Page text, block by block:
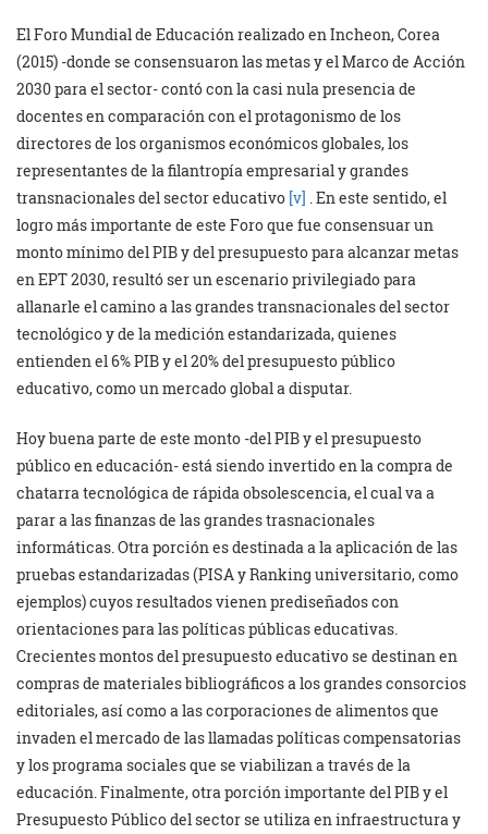
El Foro Mundial de Educación realizado en Incheon, Corea
(2015) -donde se consensuaron las metas y el Marco de Acción
2030 para el sector- contó con la casi nula presencia de
docentes en comparación con el protagonismo de los
directores de los organismos económicos globales, los
representantes de la filantropía empresarial y grandes
transnacionales del sector educativo [v] . En este sentido, el
logro más importante de este Foro que fue consensuar un
monto mínimo del PIB y del presupuesto para alcanzar metas
en EPT 2030, resultó ser un escenario privilegiado para
allanarle el camino a las grandes transnacionales del sector
tecnológico y de la medición estandarizada, quienes
entienden el 6% PIB y el 20% del presupuesto público
educativo, como un mercado global a disputar.
Hoy buena parte de este monto -del PIB y el presupuesto
público en educación- está siendo invertido en la compra de
chatarra tecnológica de rápida obsolescencia, el cual va a
parar a las finanzas de las grandes trasnacionales
informáticas. Otra porción es destinada a la aplicación de las
pruebas estandarizadas (PISA y Ranking universitario, como
ejemplos) cuyos resultados vienen prediseñados con
orientaciones para las políticas públicas educativas.
Crecientes montos del presupuesto educativo se destinan en
compras de materiales bibliográficos a los grandes consorcios
editoriales, así como a las corporaciones de alimentos que
invaden el mercado de las llamadas políticas compensatorias
y los programa sociales que se viabilizan a través de la
educación. Finalmente, otra porción importante del PIB y el
Presupuesto Público del sector se utiliza en infraestructura y